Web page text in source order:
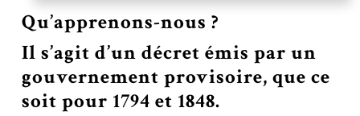
Qu’apprenons-nous ?
Il s’agit d’un décret émis par un
gouvernement provisoire, que ce
soit pour 1794 et 1848.